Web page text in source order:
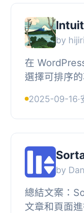
by hijiri
在
選擇可排序
2025-09-16·
by
總結文案：
文章和頁面